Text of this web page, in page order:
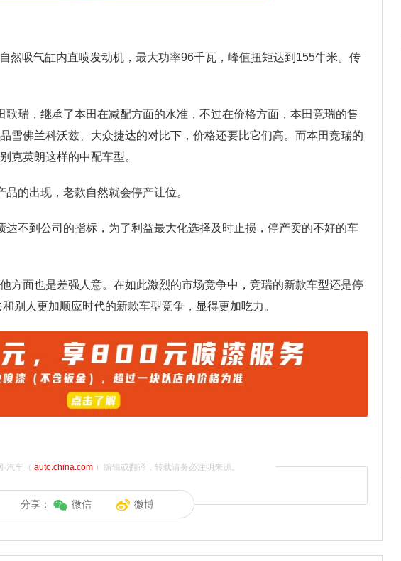
然吸气缸内直喷发动机，最大功率96千瓦，峰值扭矩达到155牛米。传
歌瑞，继承了本田在减配方面的水准，不过在价格方面，本田竞瑞的售
雪佛兰科沃兹、大众捷达的对比下，价格还要比它们高。而本田竞瑞的
克英朗这样的中配车型。
的出现，老款自然就会停产让位。
达不到公司的指标，为了利益最大化选择及时止损，停产卖的不好的车
方面也是差强人意。在如此激烈的市场竞争中，竞瑞的新款车型还是停
别人更加顺应时代的新款车型竞争，显得更加吃力。
汽车（ auto.china.com）编辑或翻译，转载请务必注明来源。
分享： 微信 微博